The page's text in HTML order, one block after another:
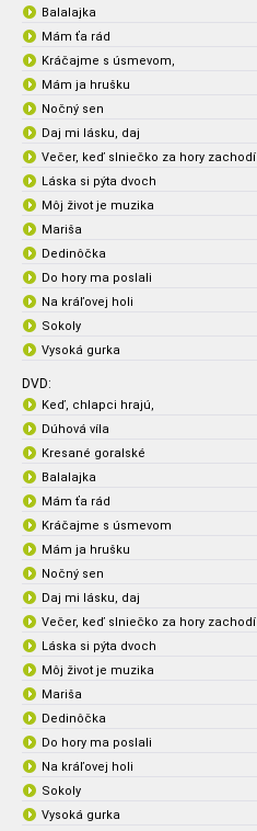
Balalajka
Mám ťa rád
Kráčajme s úsmevom,
Mám ja hrušku
Nočný sen
Daj mi lásku, daj
Večer, keď slniečko za hory zachodí
Láska si pýta dvoch
Môj život je muzika
Mariša
Dedinôčka
Do hory ma poslali
Na kráľovej holi
Sokoly
Vysoká gurka
DVD:
Keď, chlapci hrajú,
Dúhová víla
Kresané goralské
Balalajka
Mám ťa rád
Kráčajme s úsmevom
Mám ja hrušku
Nočný sen
Daj mi lásku, daj
Večer, keď slniečko za hory zachodí
Láska si pýta dvoch
Môj život je muzika
Mariša
Dedinôčka
Do hory ma poslali
Na kráľovej holi
Sokoly
Vysoká gurka